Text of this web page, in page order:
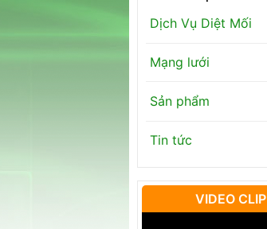
Dịch Vụ Diệt Mối
Mạng lưới
Sản phẩm
Tin tức
VIDEO CLIP